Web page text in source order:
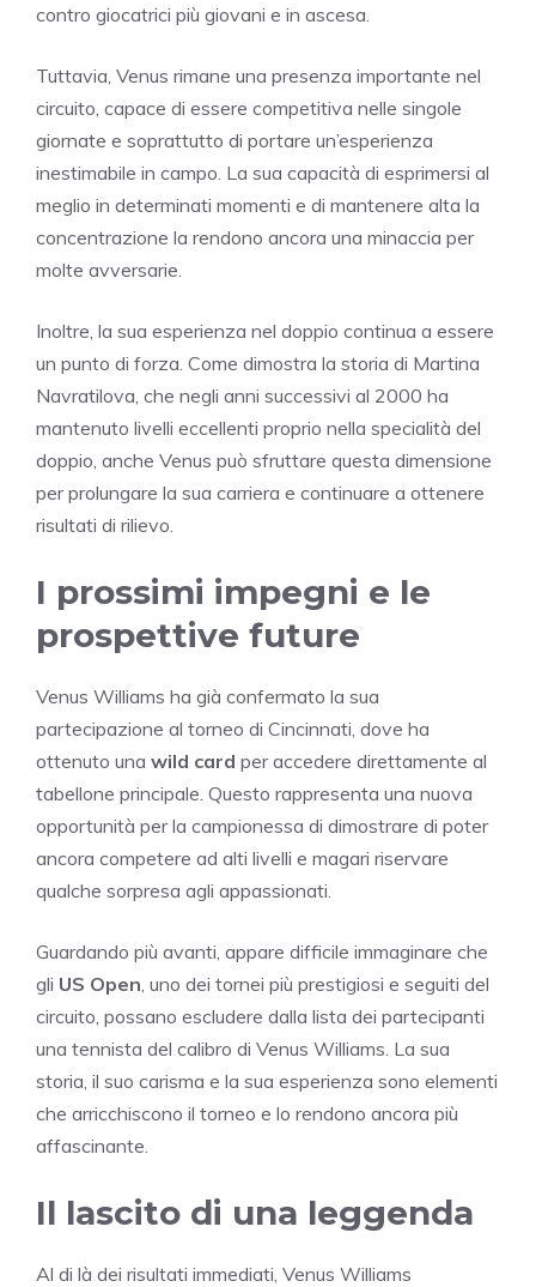
contro giocatrici più giovani e in ascesa.
Tuttavia, Venus rimane una presenza importante nel
circuito, capace di essere competitiva nelle singole
giornate e soprattutto di portare un’esperienza
inestimabile in campo. La sua capacità di esprimersi al
meglio in determinati momenti e di mantenere alta la
concentrazione la rendono ancora una minaccia per
molte avversarie.
Inoltre, la sua esperienza nel doppio continua a essere
un punto di forza. Come dimostra la storia di Martina
Navratilova, che negli anni successivi al 2000 ha
mantenuto livelli eccellenti proprio nella specialità del
doppio, anche Venus può sfruttare questa dimensione
per prolungare la sua carriera e continuare a ottenere
risultati di rilievo.
I prossimi impegni e le
prospettive future
Venus Williams ha già confermato la sua
partecipazione al torneo di Cincinnati, dove ha
ottenuto una wild card per accedere direttamente al
tabellone principale. Questo rappresenta una nuova
opportunità per la campionessa di dimostrare di poter
ancora competere ad alti livelli e magari riservare
qualche sorpresa agli appassionati.
Guardando più avanti, appare difficile immaginare che
gli US Open , uno dei tornei più prestigiosi e seguiti del
circuito, possano escludere dalla lista dei partecipanti
una tennista del calibro di Venus Williams. La sua
storia, il suo carisma e la sua esperienza sono elementi
che arricchiscono il torneo e lo rendono ancora più
affascinante.
Il lascito di una leggenda
Al di là dei risultati immediati, Venus Williams